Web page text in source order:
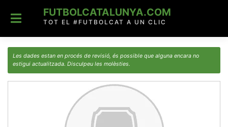
content
FUTBOLCATALUNYA.COM
TOT EL #FUTBOLCAT A UN CLIC
Les dades estan en procés de revisió, és possible que alguna encara no
estigui actualitzada. Disculpeu les molèsties.